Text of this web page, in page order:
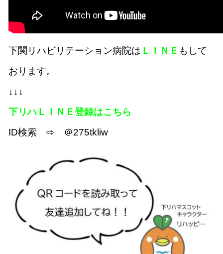
下関リハビリテーション病院は ＬＩＮＥ もして
おります。
↓↓↓
下リハＬＩＮＥ登録はこちら
ID検索 ⇨ ＠275tkliw